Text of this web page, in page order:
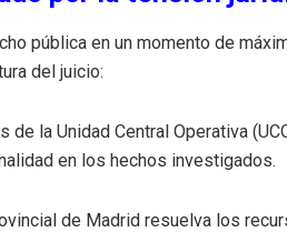
pública en un momento de
del juicio:
la Unidad Central Operativa
en los hechos investigados.
de Madrid resuelva los